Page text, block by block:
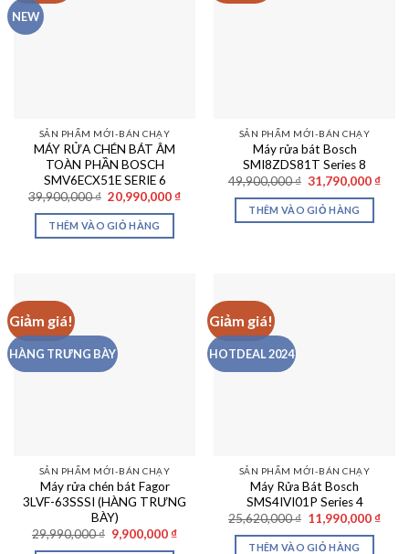
NEW
SẢN PHẨM MỚI-BÁN CHẠY
MÁY RỬA CHÉN BÁT ÂM
TOÀN PHẦN BOSCH
SMV6ECX51E SERIE 6
39,900,000₫ Giá
gốc
là:
39,900,000 ₫.
20,990,000 ₫Giá
THÊM VÀO GIỎ HÀNG
SẢN PHẨM MỚI-BÁN CHẠY
Máy rửa bát Bosch
SMI8ZDS81T Series 8
49,900,000₫ Giá
gốc
là:
49,900,000 ₫.
31,790,000 ₫Giá
THÊM VÀO GIỎ HÀNG
Giảm giá!
HÀNG TRƯNG BÀY
SẢN PHẨM MỚI-BÁN CHẠY
Máy rửa chén bát Fagor
3LVF-63SSSI (HÀNG TRƯNG
BÀY)
29,990,000₫ Giá
gốc
9,900,000 ₫Giá
Giảm giá!
HOTDEAL 2024
SẢN PHẨM MỚI-BÁN CHẠY
Máy Rửa Bát Bosch
SMS4IVI01P Series 4
25,620,000₫ Giá
gốc
là:
11,990,000 ₫Giá
THÊM VÀO GIỎ HÀNG